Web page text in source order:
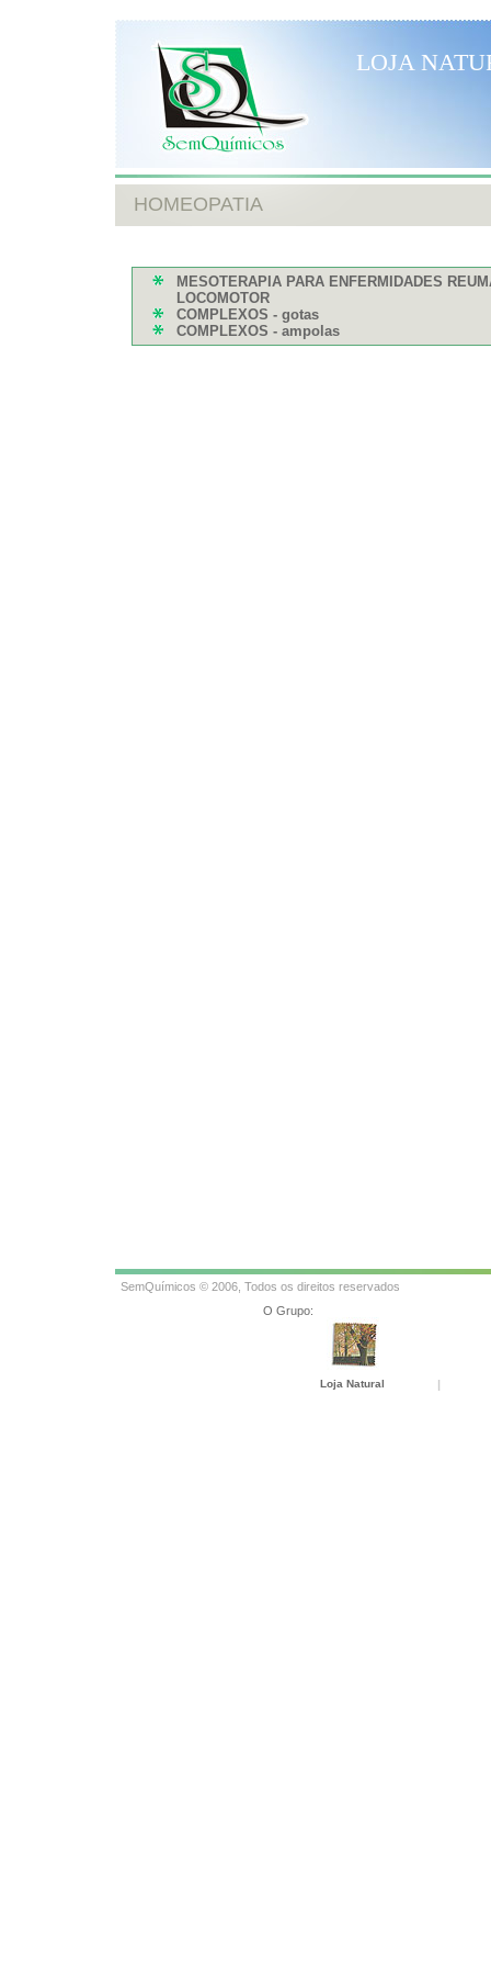
LOJA
HOMEOPATIA
MESOTERAPIA PARA ENFERMIDADES
LOCOMOTOR
COMPLEXOS - gotas
COMPLEXOS - ampolas
SemQuímicos © 2006, Todos os direitos reservados
O Grupo:
Loja Natural |